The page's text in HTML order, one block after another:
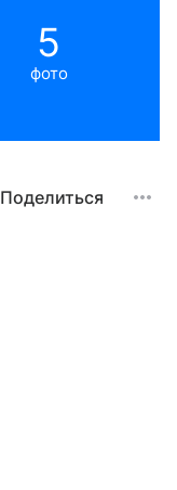
5
фото
Поделиться